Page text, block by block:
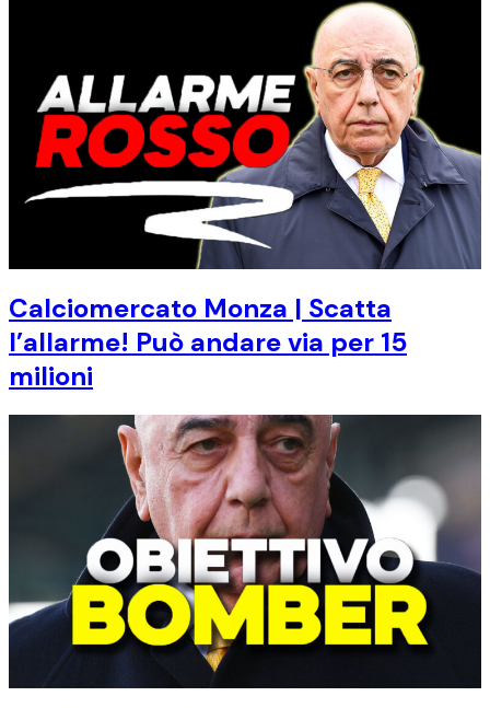
Calciomercato Monza | Scatta
l’allarme! Può andare via per 15
milioni